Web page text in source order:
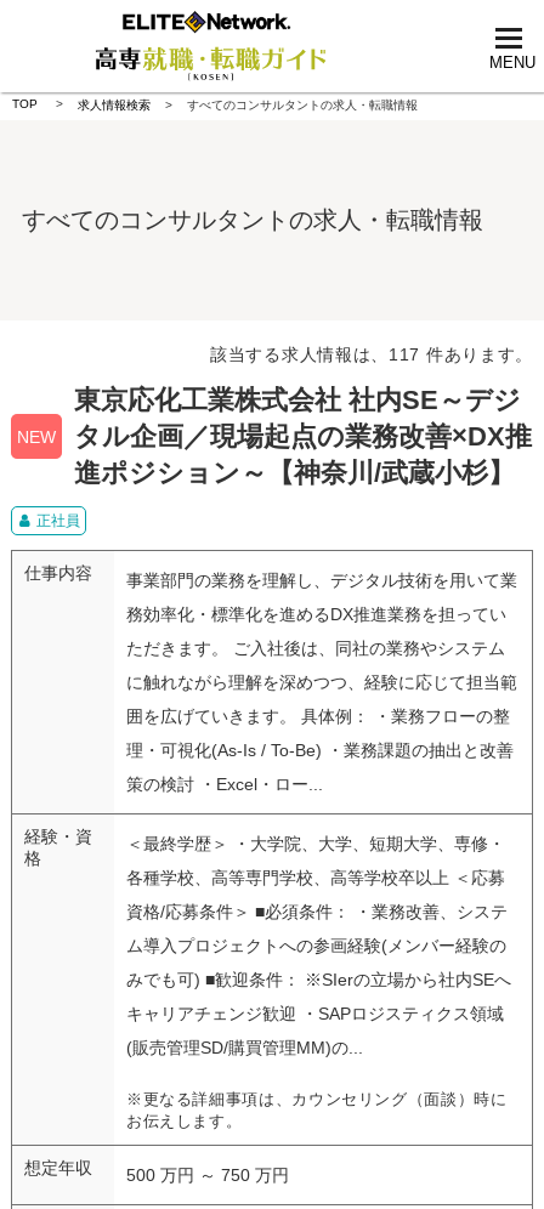
MENU
TOP 求人情報検索 すべてのコンサルタントの求人・転職情報
すべてのコンサルタントの求人・転職情報
該当する求人情報は、117 件あります。
NEW
東京応化工業株式会社 社内SE～デジ
タル企画／現場起点の業務改善×DX推
進ポジション～【神奈川/武蔵小杉】
正社員
仕事内容
事業部門の業務を理解し、デジタル技術を用いて業
務効率化・標準化を進めるDX推進業務を担ってい
ただきます。 ご入社後は、同社の業務やシステム
に触れながら理解を深めつつ、経験に応じて担当範
囲を広げていきます。 具体例： ・業務フローの整
理・可視化(As-Is / To-Be) ・業務課題の抽出と改善
策の検討 ・Excel・ロー...
経験・資
格
＜最終学歴＞ ・大学院、大学、短期大学、専修・
各種学校、高等専門学校、高等学校卒以上 ＜応募
資格/応募条件＞ ■必須条件： ・業務改善、システ
ム導入プロジェクトへの参画経験(メンバー経験の
みでも可) ■歓迎条件： ※SIerの立場から社内SEへ
キャリアチェンジ歓迎 ・SAPロジスティクス領域
(販売管理SD/購買管理MM)の...
※更なる詳細事項は、カウンセリング（面談）時に
お伝えします。
想定年収 500 万円 ～ 750 万円